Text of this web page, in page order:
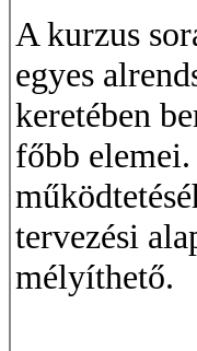
A kurzus
egyes
keretében
főbb
tervezési
mélyíthető.